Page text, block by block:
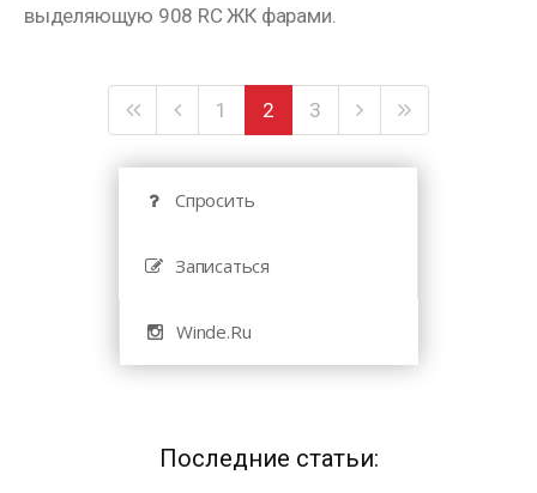
выделяющую 908 RC ЖК фарами.
1 2 3
Спросить
Записаться
Winde.Ru
Последние статьи: